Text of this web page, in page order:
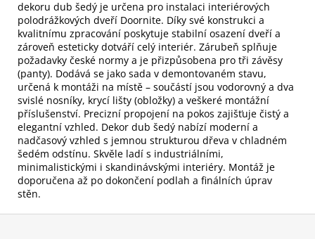
dekoru dub šedý je určena pro instalaci interiérových
polodrážkových dveří Doornite. Díky své konstrukci a
kvalitnímu zpracování poskytuje stabilní osazení dveří a
zároveň esteticky dotváří celý interiér. Zárubeň splňuje
požadavky české normy a je přizpůsobena pro tři závěsy
(panty). Dodává se jako sada v demontovaném stavu,
určená k montáži na místě – součástí jsou vodorovný a dva
svislé nosníky, krycí lišty (obložky) a veškeré montážní
příslušenství. Precizní propojení na pokos zajišťuje čistý a
elegantní vzhled. Dekor dub šedý nabízí moderní a
nadčasový vzhled s jemnou strukturou dřeva v chladném
šedém odstínu. Skvěle ladí s industriálními,
minimalistickými i skandinávskými interiéry. Montáž je
doporučena až po dokončení podlah a finálních úprav
stěn.
Z